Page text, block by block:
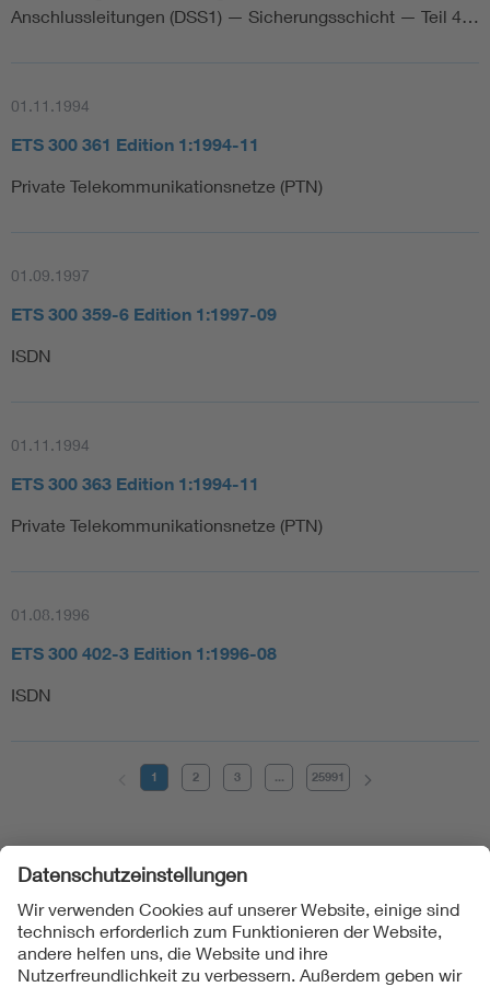
Anschlussleitungen (DSS1) — Sicherungsschicht — Teil 4…
01.11.1994
ETS 300 361 Edition 1:1994-11
Private Telekommunikationsnetze (PTN)
01.09.1997
ETS 300 359-6 Edition 1:1997-09
ISDN
01.11.1994
ETS 300 363 Edition 1:1994-11
Private Telekommunikationsnetze (PTN)
01.08.1996
ETS 300 402-3 Edition 1:1996-08
ISDN
1 2 3 ... 25991
Folgen Sie uns